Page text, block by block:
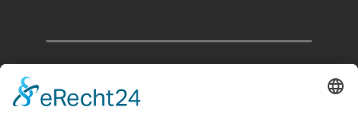
Kontaktformular zur Beantwortung meiner Anfrage
erhoben und verarbeitet werden. Die Daten werden